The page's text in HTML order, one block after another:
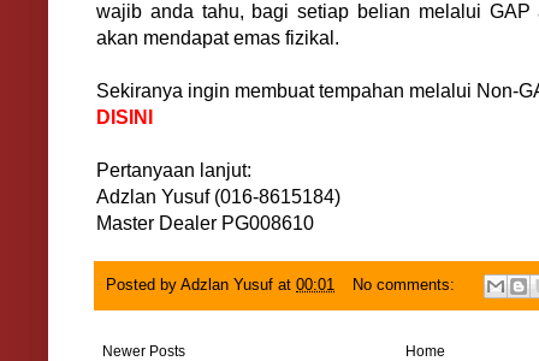
wajib anda tahu, bagi setiap belian melalui GAP
akan mendapat emas fizikal.
Sekiranya ingin membuat tempahan melalui Non-
DISINI
Pertanyaan lanjut:
Adzlan Yusuf (016-8615184)
Master Dealer PG008610
Posted by Adzlan Yusuf at 00:01 No comments:
Newer Posts Home